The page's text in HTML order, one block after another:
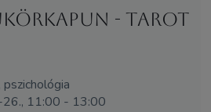
- Tarot
11:00 - 13:00